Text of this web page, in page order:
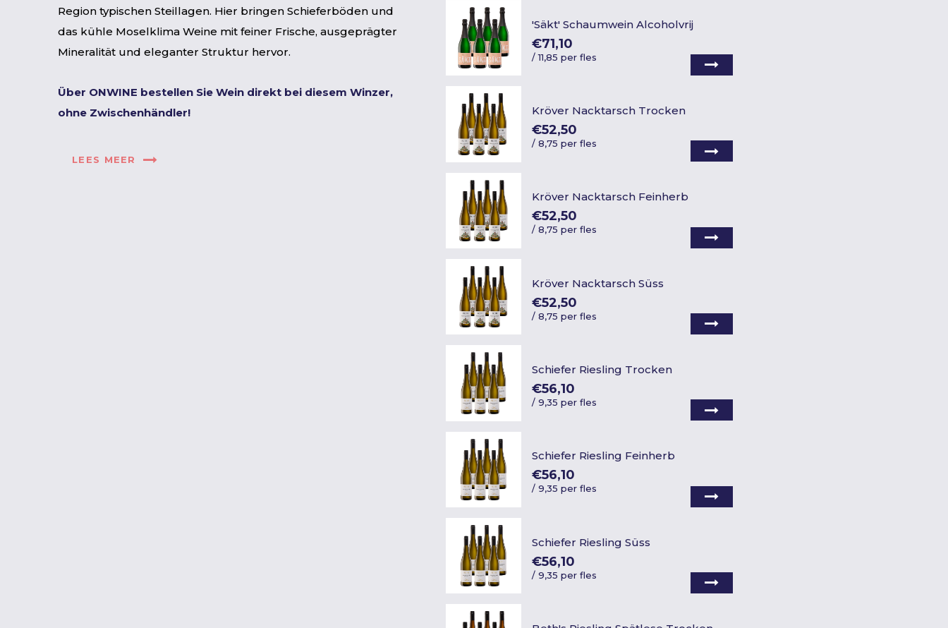
Region typischen Steillagen. Hier bringen Schieferböden und
das kühle Moselklima Weine mit feiner Frische, ausgeprägter
Mineralität und eleganter Struktur hervor.
Über ONWINE bestellen Sie Wein direkt bei diesem Winzer,
ohne Zwischenhändler!
LEES MEER
'Säkt' Schaumwein Alcoholvrij
€71,10
/11,85 per fles
Kröver Nacktarsch Trocken
€52,50
/8,75 per fles
Kröver Nacktarsch Feinherb
€52,50
/8,75 per fles
Kröver Nacktarsch Süss
€52,50
/8,75 per fles
Schiefer Riesling Trocken
€56,10
/9,35 per fles
Schiefer Riesling Feinherb
€56,10
/9,35 per fles
Schiefer Riesling Süss
€56,10
/9,35 per fles